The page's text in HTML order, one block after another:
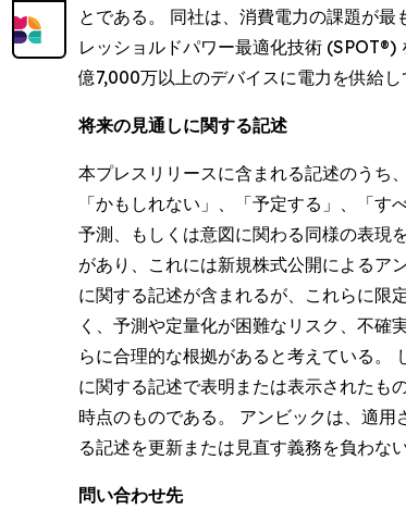
とである。 同社は、消費電力の課題が
レッショルドパワー最適化技術
億7,000万以上のデバイスに電力を供給し
将来の見通しに関する記述
本プレスリリースに含まれる記述のうち
「かもしれない」、「予定する」、「
予測、もしくは意図に関わる同様の表現
があり、これには新規株式公開によるア
に関する記述が含まれるが、これらに限
く、予測や定量化が困難なリスク、不
らに合理的な根拠があると考えている。
に関する記述で表明または表示されたも
時点のものである。 アンビックは、適
る記述を更新または見直す義務を負わない
問い合わせ先